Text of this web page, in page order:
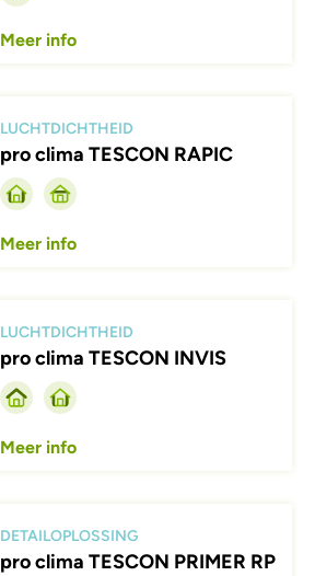
Meer info
LUCHTDICHTHEID
pro clima TESCON RAPIC
Meer info
LUCHTDICHTHEID
pro clima TESCON INVIS
Meer info
DETAILOPLOSSING
pro clima TESCON PRIMER RP